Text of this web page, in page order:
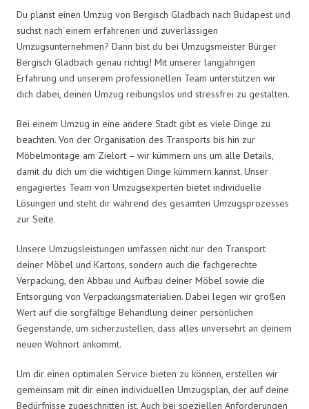
Du planst einen Umzug von Bergisch Gladbach nach Budapest und
suchst nach einem erfahrenen und zuverlässigen
Umzugsunternehmen? Dann bist du bei Umzugsmeister Bürger
Bergisch Gladbach genau richtig! Mit unserer langjährigen
Erfahrung und unserem professionellen Team unterstützen wir
dich dabei, deinen Umzug reibungslos und stressfrei zu gestalten.
Bei einem Umzug in eine andere Stadt gibt es viele Dinge zu
beachten. Von der Organisation des Transports bis hin zur
Möbelmontage am Zielort – wir kümmern uns um alle Details,
damit du dich um die wichtigen Dinge kümmern kannst. Unser
engagiertes Team von Umzugsexperten bietet individuelle
Lösungen und steht dir während des gesamten Umzugsprozesses
zur Seite.
Unsere Umzugsleistungen umfassen nicht nur den Transport
deiner Möbel und Kartons, sondern auch die fachgerechte
Verpackung, den Abbau und Aufbau deiner Möbel sowie die
Entsorgung von Verpackungsmaterialien. Dabei legen wir großen
Wert auf die sorgfältige Behandlung deiner persönlichen
Gegenstände, um sicherzustellen, dass alles unversehrt an deinem
neuen Wohnort ankommt.
Um dir einen optimalen Service bieten zu können, erstellen wir
gemeinsam mit dir einen individuellen Umzugsplan, der auf deine
Bedürfnisse zugeschnitten ist. Auch bei speziellen Anforderungen